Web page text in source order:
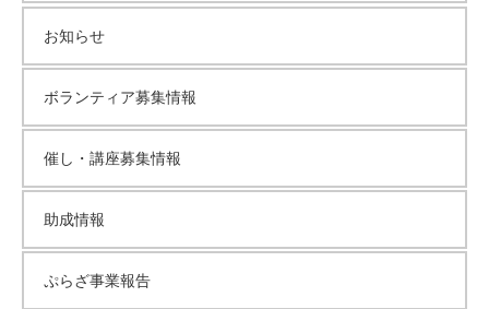
お知らせ
ボランティア募集情報
催し・講座募集情報
助成情報
ぷらざ事業報告